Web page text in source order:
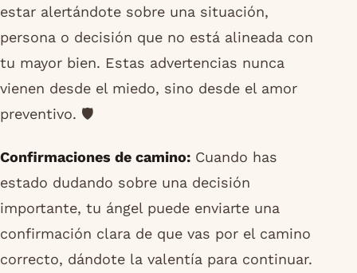
estar alertándote sobre una situación,
persona o decisión que no está alineada con
tu mayor bien. Estas advertencias nunca
vienen desde el miedo, sino desde el amor
preventivo. 🛡️
Confirmaciones de camino: Cuando has
estado dudando sobre una decisión
importante, tu ángel puede enviarte una
confirmación clara de que vas por el camino
correcto, dándote la valentía para continuar.